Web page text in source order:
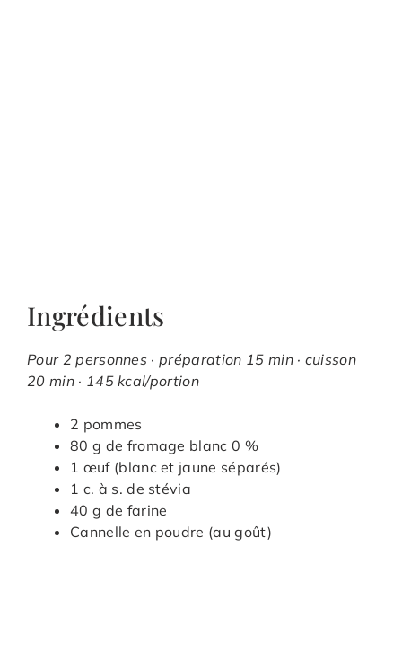
Ingrédients
Pour 2 personnes · préparation 15 min · cuisson
20 min · 145 kcal/portion
2 pommes
80 g de fromage blanc 0 %
1 œuf (blanc et jaune séparés)
1 c. à s. de stévia
40 g de farine
Cannelle en poudre (au goût)